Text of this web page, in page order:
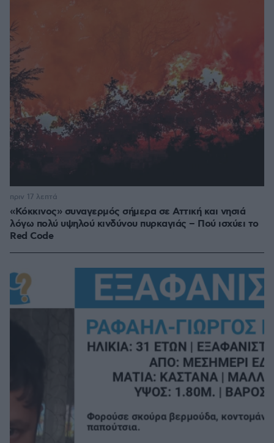
«Κόκκινος» συναγερμός σήμερα σε Αττική και νησιά
λόγω πολύ υψηλού κινδύνου πυρκαγιάς – Πού ισχύει το
Red Code
πριν 17 λεπτά